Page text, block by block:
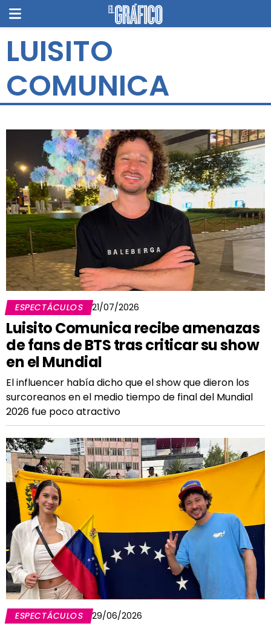
LUISITO
COMUNICA
ESPECTÁCULOS 21/07/2026
Luisito Comunica recibe amenazas
de fans de BTS tras criticar su show
en el Mundial
El influencer había dicho que el show que dieron los
surcoreanos en el medio tiempo de final del Mundial
2026 fue poco atractivo
ESPECTÁCULOS 29/06/2026